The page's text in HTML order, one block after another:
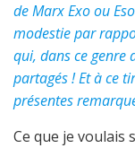
de Marx Exo ou
modestie par
qui, dans ce genre
partagés ! Et à ce
présentes
Ce que je voulais